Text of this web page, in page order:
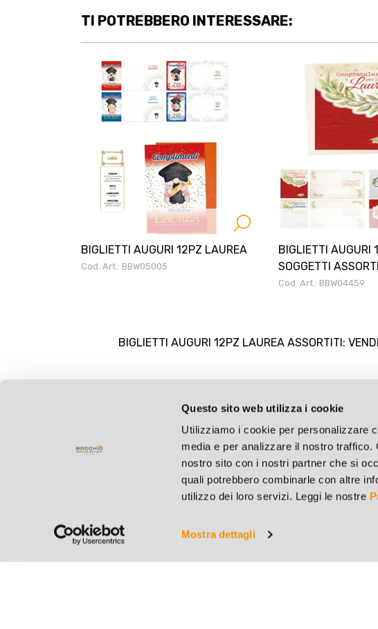
Questo sito web utilizza i cookie
Utilizziamo i cookie per personalizzare
media e per analizzare il nostro
nostro sito con i nostri partner che si
quali potrebbero combinarle con altre
utilizzo dei loro servizi. Leggi le nostre
Mostra dettagli
TI POTREBBERO INTERESSARE:
BIGLIETTI AUGURI 12PZ LAUREA
Cod. Art.: BBW05005
BIGLIETTI AUGURI
SOGGETTI
Cod. Art.: BBW04459
BIGLIETTI AUGURI 12PZ LAUREA ASSORTITI: